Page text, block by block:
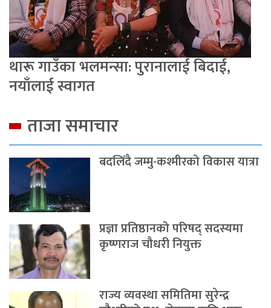
थारू गाउँका भलमन्सा: पुरानालाई बिदाई,
नयाँलाई स्वागत
ताजा समाचार
बदलिँदै जम्मु-कश्मीरको विकास यात्रा
प्रज्ञा प्रतिष्ठानको परिषद् सदस्यमा
कृष्णराज चौधरी नियुक्त
राज्य व्यवस्था समितिमा सुरेन्द्र